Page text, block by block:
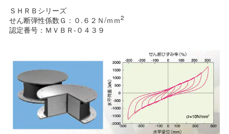
ＳＨＲＢシリーズ
せん断弾性係数Ｇ：０.６２Ｎ/ｍｍ2
認定番号：ＭＶＢＲ-０４３９